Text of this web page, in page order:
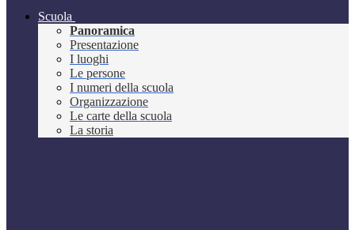
Scuola
Panoramica
Presentazione
I luoghi
Le persone
I numeri della scuola
Organizzazione
Le carte della scuola
La storia